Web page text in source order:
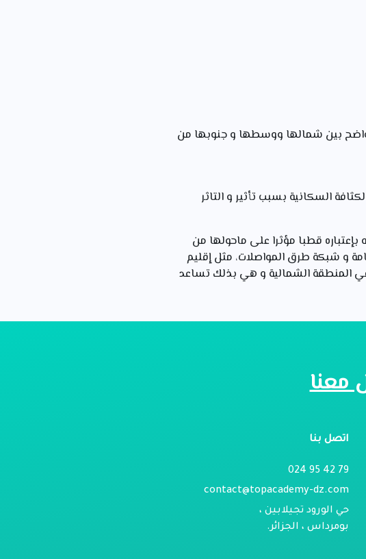
بين خطي عرض 19و 37شمالا إلى تباين واضح بين شمالها ووسطها و جنوبها من
السكانية بسبب تأثير و التاثر
بإعتباره قطبا مؤثرا على ماحولها من
هامة و شبكة طرق المواصلات، مثل إقليم
المنطقة الشمالية و هي بذلك تساعد
معنا
اتصل بنا
79 42 95 024
contact@topacademy-dz.com
حي الورود تجيلابين ،
بومرداس ، الجزائر.